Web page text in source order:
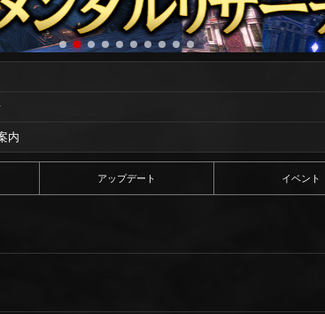
内
アップデート イベント